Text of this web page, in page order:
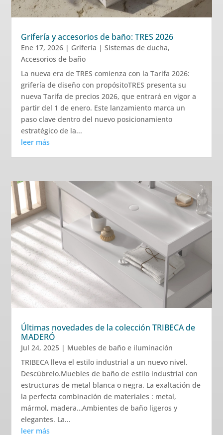
Grifería y accesorios de baño: TRES 2026
Ene 17, 2026 | Grifería | Sistemas de ducha,
Accesorios de baño
La nueva era de TRES comienza con la Tarifa 2026:
grifería de diseño con propósitoTRES presenta su
nueva Tarifa de precios 2026, que entrará en vigor a
partir del 1 de enero. Este lanzamiento marca un
paso clave dentro del nuevo posicionamiento
estratégico de la...
leer más
Últimas novedades de la colección TRIBECA de
MADERÓ
Jul 24, 2025 | Muebles de baño e iluminación
TRIBECA lleva el estilo industrial a un nuevo nivel.
Descúbrelo.Muebles de baño de estilo industrial con
estructuras de metal blanca o negra. La exaltación de
la perfecta combinación de materiales : metal,
mármol, madera…Ambientes de baño ligeros y
elegantes. La...
leer más